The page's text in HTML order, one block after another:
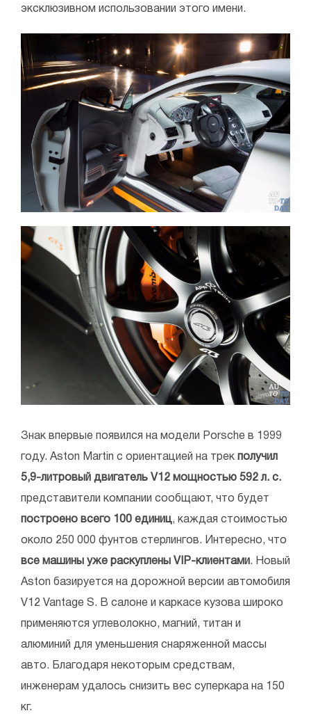
эксклюзивном использовании этого имени.
Знак впервые появился на модели Porsche в 1999
году. Aston Martin с ориентацией на трек получил
5,9-литровый двигатель V12 мощностью 592 л. с.
представители компании сообщают, что будет
построено всего 100 единиц, каждая стоимостью
около 250 000 фунтов стерлингов. Интересно, что
все машины уже раскуплены VIP-клиентами. Новый
Aston базируется на дорожной версии автомобиля
V12 Vantage S. В салоне и каркасе кузова широко
применяются углеволокно, магний, титан и
алюминий для уменьшения снаряженной массы
авто. Благодаря некоторым средствам,
инженерам удалось снизить вес суперкара на 150
кг.